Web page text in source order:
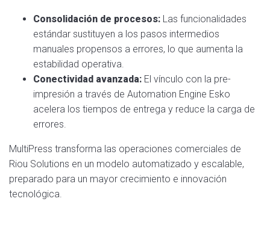
Consolidación de procesos: Las funcionalidades
estándar sustituyen a los pasos intermedios
manuales propensos a errores, lo que aumenta la
estabilidad operativa.
Conectividad avanzada: El vínculo con la pre-
impresión a través de Automation Engine Esko
acelera los tiempos de entrega y reduce la carga de
errores.
MultiPress transforma las operaciones comerciales de
Riou Solutions en un modelo automatizado y escalable,
preparado para un mayor crecimiento e innovación
tecnológica.